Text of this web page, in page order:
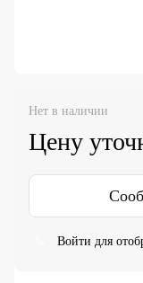
Нет в наличии
Цену
Войти для